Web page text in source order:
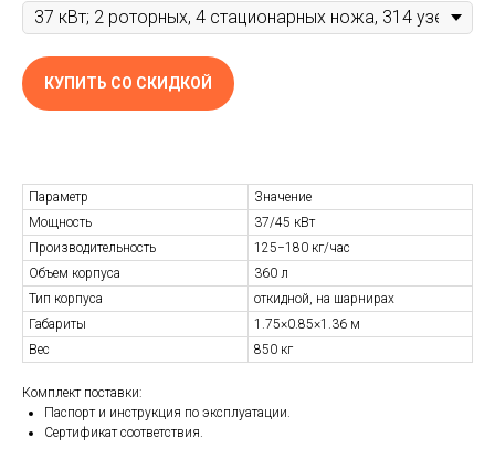
КУПИТЬ СО СКИДКОЙ
Параметр
Значение
Мощность
37/45 кВт
Производительность
125−180 кг/час
Объем корпуса
360 л
Тип корпуса
откидной, на шарнирах
Габариты
1.75×0.85×1.36 м
Вес
850 кг
Комплект поставки:
Паспорт и инструкция по эксплуатации.
Сертификат соответствия.